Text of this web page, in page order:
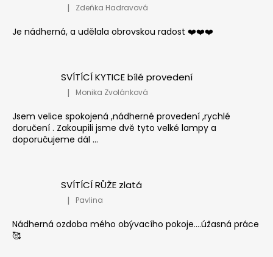
Hodnocení produktu je 5 z 5 hvězdiček.
| Zdeňka Hadravová
Je nádherná, a udělala obrovskou radost ❤️❤️❤️
SVÍTÍCÍ KYTICE bílé provedení
Hodnocení produktu je 5 z 5 hvězdiček.
| Monika Zvolánková
Jsem velice spokojená ,nádherné provedení ,rychlé
doručení . Zakoupili jsme dvě tyto velké lampy a
doporučujeme dál ...
SVÍTÍCÍ RŮŽE zlatá
Hodnocení produktu je 5 z 5 hvězdiček.
| Pavlina
Nádherná ozdoba mého obývacího pokoje....úžasná práce
🥰